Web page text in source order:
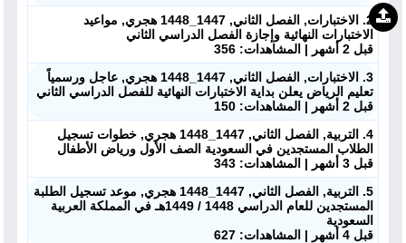
2. الاختبارات, الفصل الثاني, 1447_1448 هجري, مواعيد
الاختبارات النهائية وإجازة الفصل الدراسي الثاني
قبل 2 أشهر | المشاهدات: 356
3. الاختبارات, الفصل الثاني, 1447_1448 هجري, عاجل ورسمياً
تعليم الرياض يعلن بداية الاختبارات النهائية للفصل الدراسي الثاني
قبل 2 أشهر | المشاهدات: 150
4. التربية, الفصل الثاني, 1447_1448 هجري, خطوات تسجيل
الطلاب المستجدين في السعودية الصف الأول ورياض الأطفال
قبل 3 أشهر | المشاهدات: 343
5. التربية, الفصل الثاني, 1447_1448 هجري, موعد تسجيل الطلبة
المستجدين للعام الدراسي 1448 / 1449هـ في المملكة العربية
السعودية
قبل 4 أشهر | المشاهدات: 627